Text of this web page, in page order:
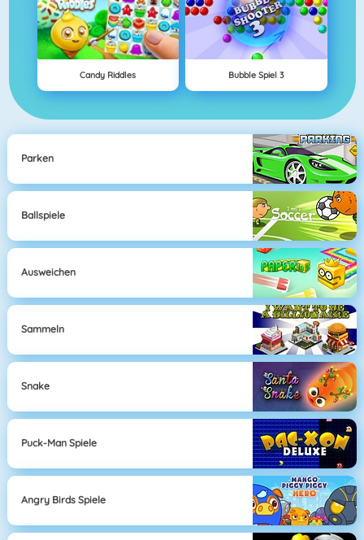
Candy Riddles Bubble Spiel 3
Parken
Ballspiele
Ausweichen
Sammeln
Snake
Puck-Man Spiele
Angry Birds Spiele